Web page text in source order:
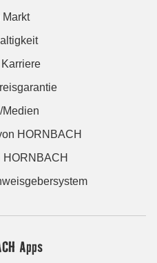
Markt
Medien
HORNBACH
Apps